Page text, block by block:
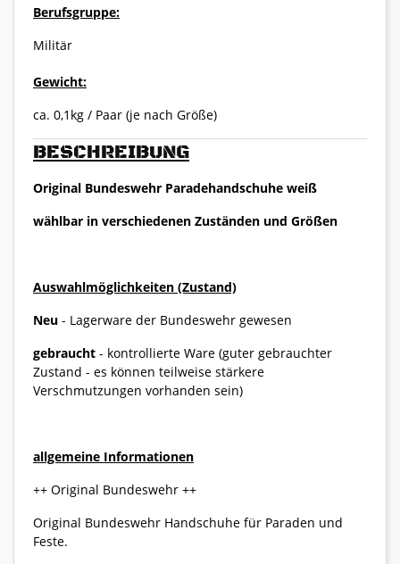
BESCHREIBUNG
Original Bundeswehr Paradehandschuhe weiß
wählbar in verschiedenen Zuständen und Größen
Auswahlmöglichkeiten (Zustand)
Neu - Lagerware der Bundeswehr gewesen
gebraucht - kontrollierte Ware (guter gebrauchter
Zustand - es können teilweise stärkere
Verschmutzungen vorhanden sein)
allgemeine Informationen
++ Original Bundeswehr ++
Original Bundeswehr Handschuhe für Paraden und
Feste.
Berufsgruppe:
Militär
Gewicht:
ca. 0,1kg / Paar (je nach Größe)